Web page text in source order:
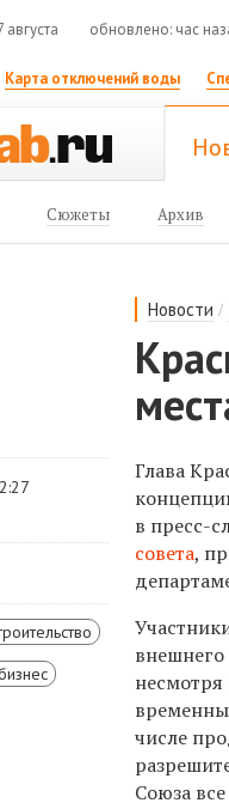
обновлено: час
Карта отключений воды
Сюжеты Архив
Новости /
Глава
в пресс-
совета,
числе
Союза